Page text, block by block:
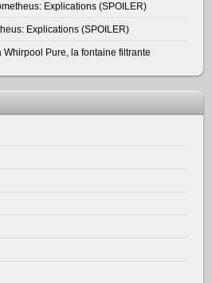
Explications (SPOILER)
Explications (SPOILER)
Whirpool Pure, la fontaine filtrante